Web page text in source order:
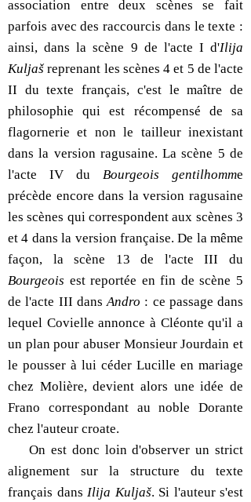
association entre deux scènes se fait
parfois avec des raccourcis dans le texte :
ainsi, dans la scène 9 de l'acte I d'Ilija
Kuljaš reprenant les scènes 4 et 5 de l'acte
II du texte français, c'est le maître de
philosophie qui est récompensé de sa
flagornerie et non le tailleur inexistant
dans la version ragusaine. La scène 5 de
l'acte IV du Bourgeois gentilhomme
précède encore dans la version ragusaine
les scènes qui correspondent aux scènes 3
et 4 dans la version française. De la même
façon, la scène 13 de l'acte III du
Bourgeois est reportée en fin de scène 5
de l'acte III dansAndro : ce passage dans
lequel Covielle annonce à Cléonte qu'il a
un plan pour abuser Monsieur Jourdain et
le pousser à lui céder Lucille en mariage
chez Molière, devient alors une idée de
Frano correspondant au noble Dorante
chez l'auteur croate.
On est donc loin d'observer un strict
alignement sur la structure du texte
français dans Ilija Kuljaš. Si l'auteur s'est